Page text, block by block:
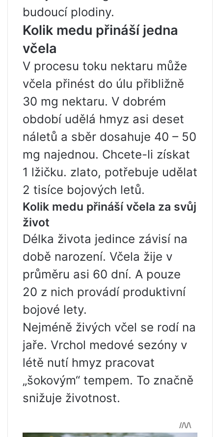
budoucí plodiny.
Kolik medu přináší jedna
včela
V procesu toku nektaru může
včela přinést do úlu přibližně
30 mg nektaru. V dobrém
období udělá hmyz asi deset
náletů a sběr dosahuje 40 – 50
mg najednou. Chcete-li získat
1 lžičku. zlato, potřebuje udělat
2 tisíce bojových letů.
Kolik medu přináší včela za svůj
život
Délka života jedince závisí na
době narození. Včela žije v
průměru asi 60 dní. A pouze
20 z nich provádí produktivní
bojové lety.
Nejméně živých včel se rodí na
jaře. Vrchol medové sezóny v
létě nutí hmyz pracovat
„šokovým“ tempem. To značně
snižuje životnost.